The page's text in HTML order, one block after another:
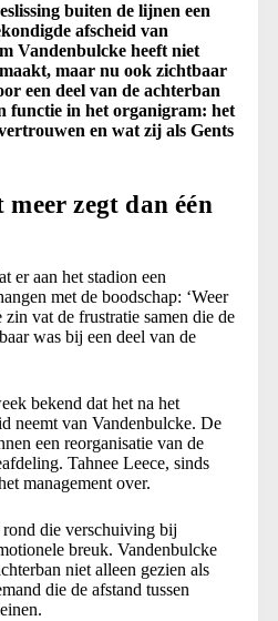
buiten de lijnen een
afscheid van
Vandenbulcke heeft niet
maar nu ook zichtbaar
een deel van de achterban
functie in het organigram: het
en wat zij als Gents
zegt dan één
er aan het stadion een
met de boodschap: ‘Weer
vat de frustratie samen die de
was bij een deel van de
bekend dat het na het
neemt van Vandenbulcke. De
een reorganisatie van de
Tahnee Leece, sinds
management over.
die verschuiving bij
breuk. Vandenbulcke
niet alleen gezien als
die de afstand tussen